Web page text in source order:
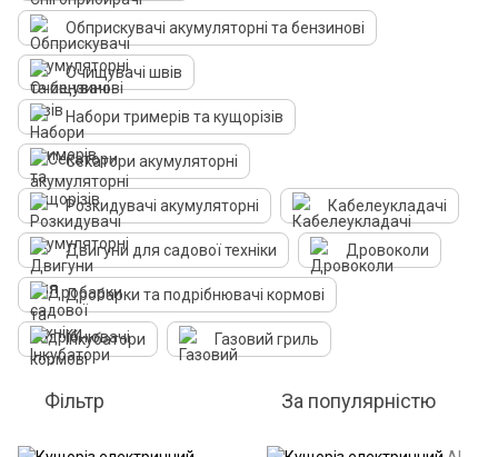
Обприскувачі акумуляторні та бензинові
Очищувачі швів
Набори тримерів та кущорізів
Секатори акумуляторні
Розкидувачі акумуляторні Кабелеукладачі
Двигуни для садової техніки Дровоколи
Дробарки та подрібнювачі кормові
Інкубатори Газовий гриль
Фільтр За популярністю